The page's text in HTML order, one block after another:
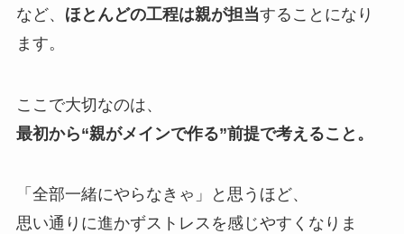
など、 ほとんどの工程は親が担当することになり
ます。
ここで大切なのは、
最初から“親がメインで作る”前提で考えること。
「全部一緒にやらなきゃ」と思うほど、
思い通りに進かずストレスを感じやすくなりま